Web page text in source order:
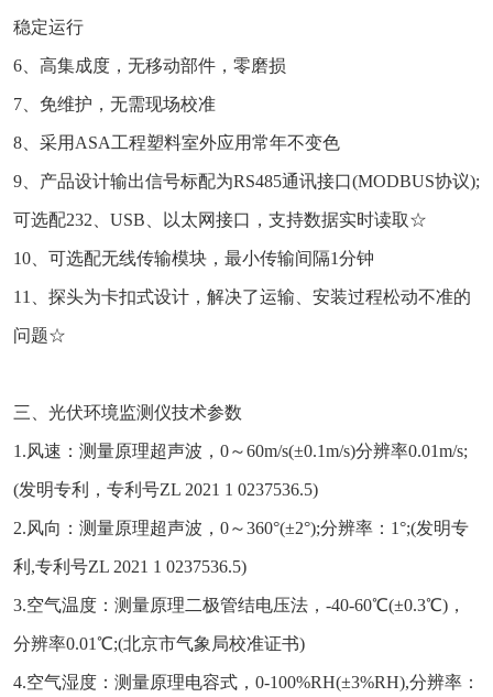
稳定运行
6、高集成度，无移动部件，零磨损
7、免维护，无需现场校准
8、采用ASA工程塑料室外应用常年不变色
9、产品设计输出信号标配为RS485通讯接口(MODBUS协议);
可选配232、USB、以太网接口，支持数据实时读取☆
10、可选配无线传输模块，最小传输间隔1分钟
11、探头为卡扣式设计，解决了运输、安装过程松动不准的
问题☆
三、光伏环境监测仪技术参数
1.风速：测量原理超声波，0～60m/s(±0.1m/s)分辨率0.01m/s;
(发明专利，专利号ZL 2021 1 0237536.5)
2.风向：测量原理超声波，0～360°(±2°);分辨率：1°;(发明专
利,专利号ZL 2021 1 0237536.5)
3.空气温度：测量原理二极管结电压法，-40-60℃(±0.3℃)，
分辨率0.01℃;(北京市气象局校准证书)
4.空气湿度：测量原理电容式，0-100%RH(±3%RH),分辨率：